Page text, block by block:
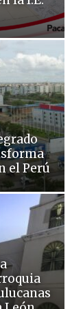
el Perú